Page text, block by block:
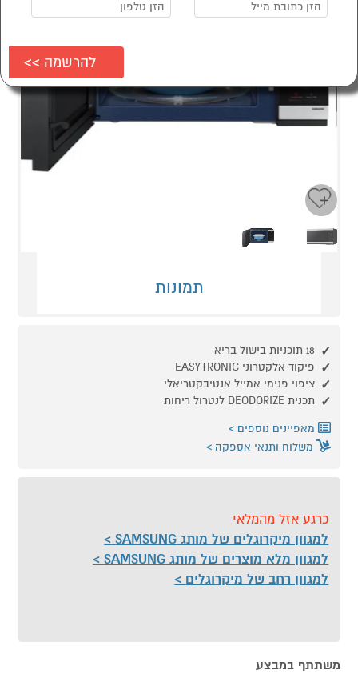
תמונות
18 תוכניות בישול בריא
פיקוד אלקטרוני EASYTRONIC
ציפוי פנימי אמייל אנטיבקטריאלי
תכנית DEODORIZE לנטרול ריחות
מאפיינים נוספים
משלוח ותנאי אספקה
כרגע אזל מהמלאי
למגוון מיקרוגלים של מותג SAMSUNG
למגוון מלא מוצרים של מותג SAMSUNG
למגוון רחב של מיקרוגלים
משתתף במבצע